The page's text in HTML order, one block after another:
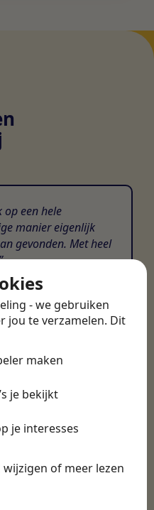
- we gebruiken
jou te verzamelen. Dit
maken
je bekijkt
je interesses
of meer lezen
op een hele
manier eigenlijk
gevonden. Met heel